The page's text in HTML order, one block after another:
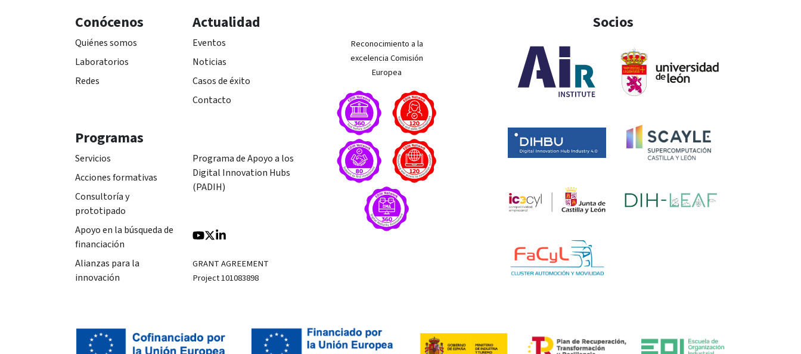
Conócenos
Quiénes somos
Laboratorios
Redes
Actualidad
Eventos
Noticias
Casos de éxito
Contacto
Programas
Servicios
Acciones formativas
Consultoría y
prototipado
Apoyo en la búsqueda de
financiación
Alianzas para la
innovación
Programa de Apoyo a los
Digital Innovation Hubs
(PADIH)
GRANT AGREEMENT
Project 101083898
Reconocimiento a la
excelencia Comisión
Europea
Socios